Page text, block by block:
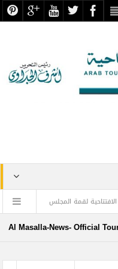
لقمة المجلس
Al Masalla-News- Official